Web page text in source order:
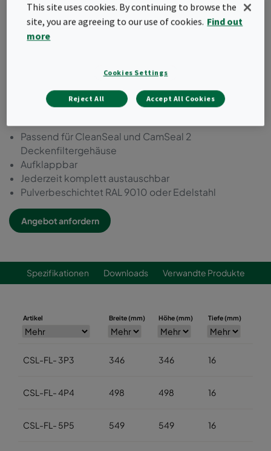
CamSeal / CleanSeal
Luftdurchlässe für Deckenfiltergehäuse CamSeal
2 und CleanSeal von Camfil. In verschiedenen
Ausführungen erhältlich.
Passend für CleanSeal und CamSeal 2
Deckenfiltergehäuse
Aufklappbar
Jederzeit komplett austauschbar
Pulverbeschichtet RAL 9010 oder Edelstahl
Angebot anfordern
Spezifikationen Downloads Verwandte Produkte
Artikel Breite (mm) Höhe (mm) Tiefe (mm)
CSL-FL- 3P3 346 346 16
CSL-FL- 4P4 498 498 16
CSL-FL- 5P5 549 549 16
This site uses cookies. By continuing to browse the
site, you are agreeing to our use of cookies. Find out
more
Cookies Settings
Reject All Accept All Cookies